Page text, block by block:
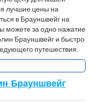
лучшие цены на
в Брауншвейг на
можете за одно нажатие
Брауншвейг и быстро
путешествия.
Брауншвейг